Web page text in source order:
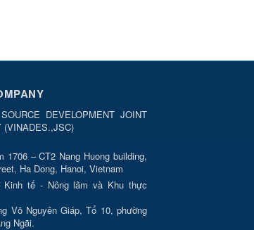
DEVELOPMENT JOINT
(VINADES.,JSC)
1706 – CT2 Nang Huong building,
Ha Dong, Hanoi, Vietnam
tế - Nông lâm và Khu thực
Võ Nguyên Giáp, Tổ 10, phường
Ngãi.